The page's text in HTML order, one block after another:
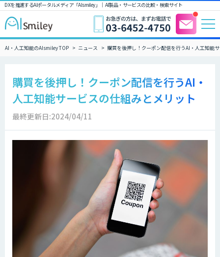
DXを推進するAIポータルメディア「AIsmiley」｜ AI製品・サービスの比較・検索サイト
AI・人工知能のAIsmiley TOP ニュース 購買を後押し！クーポン配信を行うAI・人工知能
購買を後押し！クーポン配信を行うAI・
人工知能サービスの仕組みとメリット
最終更新日:2024/04/11